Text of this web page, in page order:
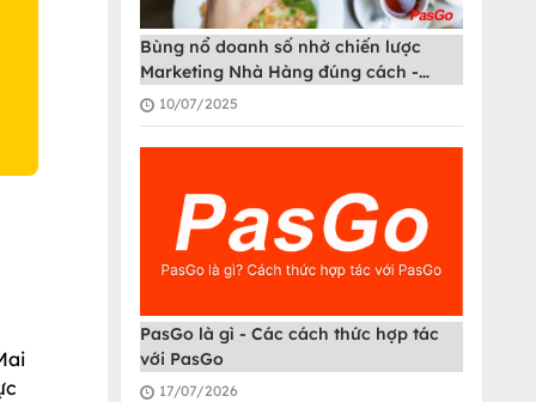
Bùng nổ doanh số nhờ chiến lược
Marketing Nhà Hàng đúng cách -
PasGo
10/07/2025
PasGo là gì - Các cách thức hợp tác
với PasGo
17/07/2026